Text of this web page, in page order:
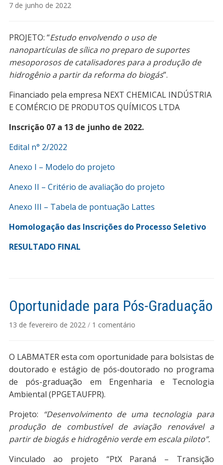
7 de junho de 2022
PROJETO: “Estudo envolvendo o uso de
nanopartículas de sílica no preparo de suportes
mesoporosos de catalisadores para a produção de
hidrogênio a partir da reforma do biogás”.
Financiado pela empresa NEXT CHEMICAL INDÚSTRIA
E COMÉRCIO DE PRODUTOS QUÍMICOS LTDA
Inscrição 07 a 13 de junho de 2022.
Edital n° 2/2022
Anexo I – Modelo do projeto
Anexo II – Critério de avaliação do projeto
Anexo III – Tabela de pontuação Lattes
Homologação das Inscrições do Processo Seletivo
RESULTADO FINAL
Oportunidade para Pós-Graduação
13 de fevereiro de 2022 / 1 comentárioem
Pós-
Graduação
O LABMATER esta com oportunidade para bolsistas de
doutorado e estágio de pós-doutorado no programa
de pós-graduação em Engenharia e Tecnologia
Ambiental (PPGETAUFPR).
Projeto: “Desenvolvimento de uma tecnologia para
produção de combustível de aviação renovável a
partir de biogás e hidrogênio verde em escala piloto”.
Vinculado ao projeto “PtX Paraná – Transição